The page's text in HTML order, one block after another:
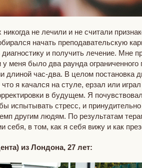
не лечили и не считали
начать преподавательскую
и получить лечение.
меня было два раунда
час-два. В целом постановка
я качался на стуле, ерзал или
в будущем. Я
испытывать стресс, и
другим людям. По результатам
в том, как я себя вижу и как
из Лондона, 27 лет: